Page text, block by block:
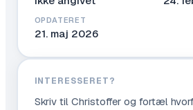
OPDATERET
21. maj 2026
INTERESSERET?
Skriv til Christofferog fortæl